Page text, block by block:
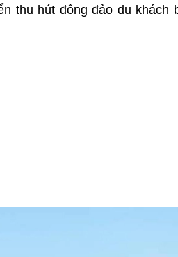
thu hút đông đảo du khách